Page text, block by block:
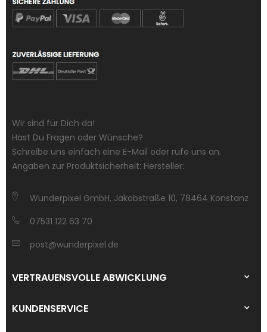
Wir sind für Dich da!
Hast Du Fragen oder Wünsche?
Schreibe uns einfach eine E-Mail oder rufe uns an.
Angaben zur Produktsicherheit: Hersteller:
Wunderpixel GmbH, Jakobstraße 10, 78464 Konstanz
07531 122 63 70
post@wunderpixel.de
VERTRAUENSVOLLE ABWICKLUNG
KUNDENSERVICE